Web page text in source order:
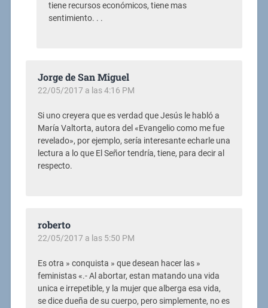
tiene recursos económicos, tiene mas
sentimiento. . .
Jorge de San Miguel
22/05/2017 a las 4:16 PM
Si uno creyera que es verdad que Jesús le habló a
María Valtorta, autora del «Evangelio como me fue
revelado», por ejemplo, sería interesante echarle una
lectura a lo que El Señor tendría, tiene, para decir al
respecto.
roberto
22/05/2017 a las 5:50 PM
Es otra » conquista » que desean hacer las »
feministas «.- Al abortar, estan matando una vida
unica e irrepetible, y la mujer que alberga esa vida,
se dice dueña de su cuerpo, pero simplemente, no es